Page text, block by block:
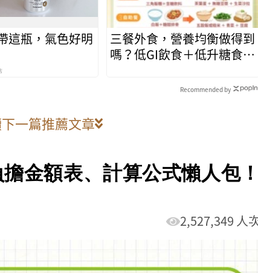
這瓶，氣色好明
三餐外食，營養均衡做得到
嗎？低GI飲食＋低升糖食
Recommended by
一篇推薦文章
金額表、計算公式懶人包
2,527,349 人